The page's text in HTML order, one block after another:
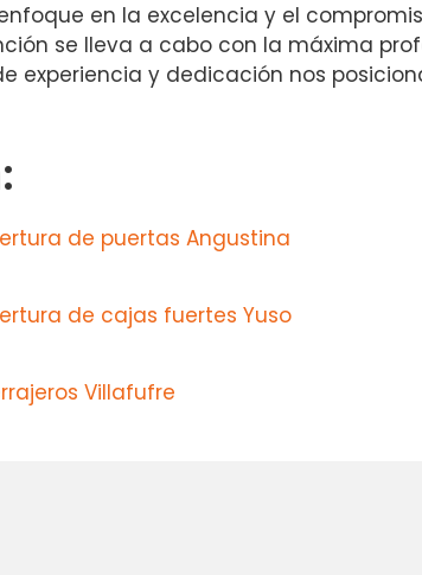
en la excelencia y el
se lleva a cabo con la máxima
experiencia y dedicación nos
de puertas Angustina
de cajas fuertes Yuso
Villafufre